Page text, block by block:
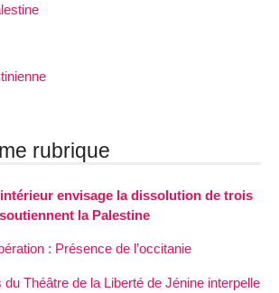
rubrique
envisage la dissolution de trois
la Palestine
: Présence de l’occitanie
du Théâtre de la Liberté de Jénine interpelle